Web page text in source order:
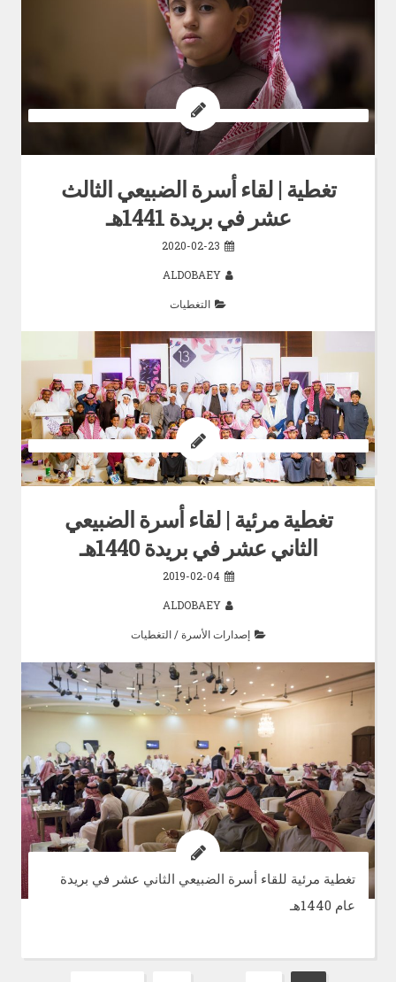
تغطية | لقاء أسرة الضبيعي الثالث
عشر في بريدة 1441هـ
2020-02-23
ALDOBAEY
التغطيات
تغطية مرئية | لقاء أسرة الضبيعي
الثاني عشر في بريدة 1440هـ
2019-02-04
ALDOBAEY
إصدارات الأسرة/التغطيات
تغطية مرئية للقاء أسرة الضبيعي الثاني عشر في بريدة
عام 1440هـ